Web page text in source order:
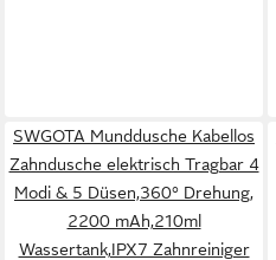
SWGOTA Munddusche Kabellos
Zahndusche elektrisch Tragbar 4
Modi & 5 Düsen,360° Drehung,
2200 mAh,210ml
Wassertank,IPX7 Zahnreiniger